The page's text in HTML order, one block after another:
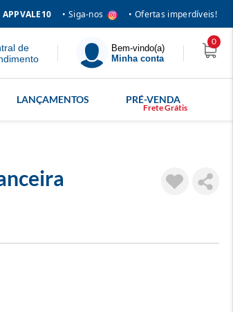
APPVALE10 • Siga-nos • Ofertas imperdíveis!
de
Bem-vindo(a)
Minha conta
0
LANÇAMENTOS PRÉ-VENDA